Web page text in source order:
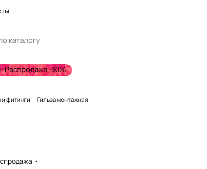
Распродажа -30%
и фитинги Гильза монтажная